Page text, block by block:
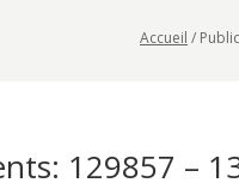
Accueil /
129857 –